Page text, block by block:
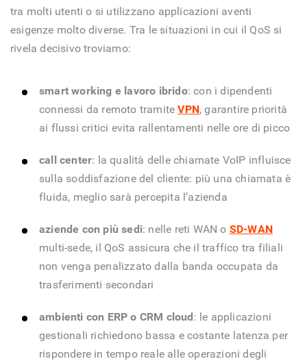
tra molti utenti o si utilizzano applicazioni aventi
esigenze molto diverse. Tra le situazioni in cui il QoS si
rivela decisivo troviamo:
smart working e lavoro ibrido: con i dipendenti
connessi da remoto tramiteVPN, garantire priorità
ai flussi critici evita rallentamenti nelle ore di picco
call center: la qualità delle chiamate VoIP influisce
sulla soddisfazione del cliente: più una chiamata è
fluida, meglio sarà percepita l’azienda
aziende con più sedi: nelle reti WAN o SD-WAN
multi-sede, il QoS assicura che il traffico tra filiali
non venga penalizzato dalla banda occupata da
trasferimenti secondari
ambienti con ERP o CRM cloud: le applicazioni
gestionali richiedono bassa e costante latenza per
rispondere in tempo reale alle operazioni degli